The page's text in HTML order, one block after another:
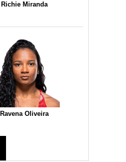
Richie Miranda
Ravena Oliveira